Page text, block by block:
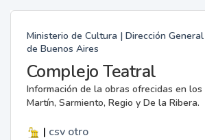
Ministerio de Cultura | Dirección
de Buenos Aires
Complejo Teatral
Información de la obras ofrecidas en los
Martín, Sarmiento, Regio y De la Ribera.
| csv otro